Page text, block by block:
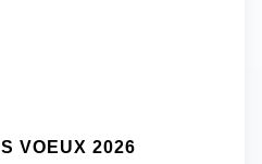
VOEUX 2026